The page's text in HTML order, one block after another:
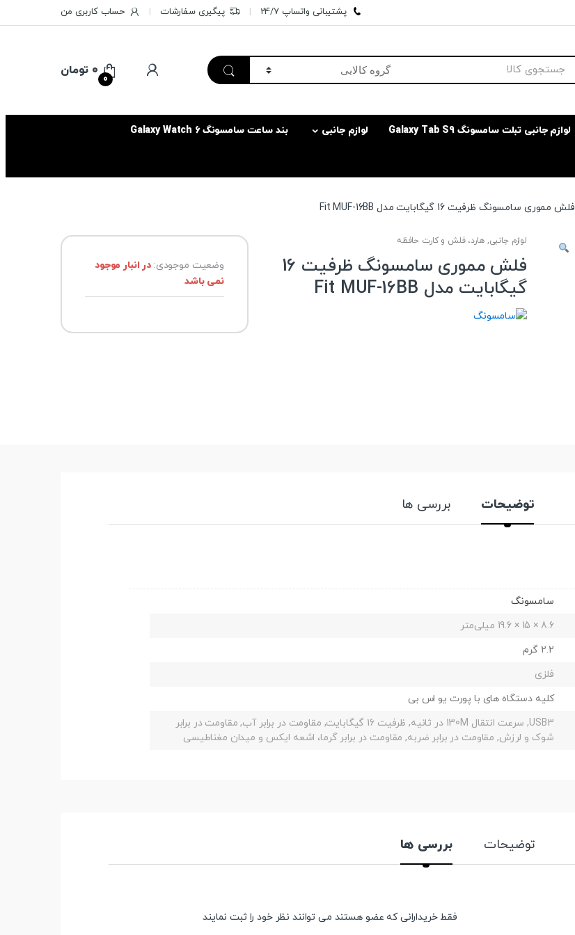
پشتیبانی واتساپ 24/7 پیگیری سفارشات حساب کاربری من
0
۰ تومان
لوازم جانبی تبلت سامسونگ Galaxy Tab S9 لوازم جانبی بند ساعت سامسونگ Galaxy Watch 6
فلش مموری سامسونگ ظرفیت 16 گیگابایت مدل Fit MUF-16BB
لوازم جانبی,هارد، فلش و کارت حافظه
فلش مموری سامسونگ ظرفیت 16
گیگابایت مدل Fit MUF-16BB
وضعیت موجودی:در انبار موجود
نمی باشد
توضیحات بررسی ها
سامسونگ
8.6 × 15 × 19.6 میلی‌متر
2.2 گرم
فلزی
کلیه دستگاه های با پورت یو اس بی
USB3, سرعت انتقال 130M در ثانیه, ظرفیت 16 گیگابایت, مقاومت در برابر آب, مقاومت در برابر
شوک و لرزش, مقاومت در برابر ضربه, مقاومت در برابر گرما، اشعه ایکس و میدان مغناطیسی
توضیحات بررسی ها
فقط خریدارانی که عضو هستند می توانند نظر خود را ثبت نمایند